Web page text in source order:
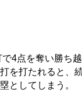
4点を奪い勝ち
を打たれると、
としてしまう。